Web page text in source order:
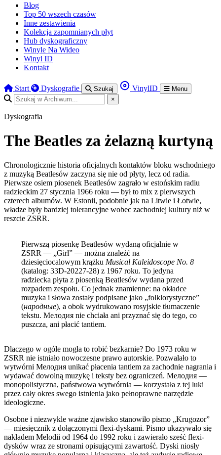
Blog
Top 50 wszech czasów
Inne zestawienia
Kolekcja zapomnianych płyt
Hub dyskograficzny
Winyle Na Wideo
Winyl ID
Kontakt
Start Dyskografie Szukaj VinylID
Menu
×
Dyskografia
The Beatles za żelazną kurtyną
Chronologicznie historia oficjalnych kontaktów bloku wschodniego
z muzyką Beatlesów zaczyna się nie od płyty, lecz od radia.
Pierwsze osiem piosenek Beatlesów zagrało w estońskim radiu
radzieckim 27 stycznia 1966 roku — był to mix z pierwszych
czterech albumów. W Estonii, podobnie jak na Litwie i Łotwie,
władze były bardziej tolerancyjne wobec zachodniej kultury niż w
reszcie ZSRR.
Pierwszą piosenkę Beatlesów wydaną oficjalnie w
ZSRR — „Girl” — można znaleźć na
dziesięciocalowym krążku Musical Kaleidoscope No. 8
(katalog: 33D-20227-28) z 1967 roku. To jedyna
radziecka płyta z piosenką Beatlesów wydana przed
rozpadem zespołu. Co jednak znamienne: na okładce
muzyka i słowa zostały podpisane jako „folklorystyczne”
(народные), a obok wydrukowano rosyjskie tłumaczenie
tekstu. Мелодия nie chciała ani przyznać się do tego, co
puszcza, ani płacić tantiem.
Dlaczego w ogóle mogła to robić bezkarnie? Do 1973 roku w
ZSRR nie istniało nowoczesne prawo autorskie. Pozwalało to
wytwórni Мелодия unikać płacenia tantiem za zachodnie nagrania i
wydawać dowolną muzykę i teksty bez ograniczeń. Мелодия —
monopolistyczna, państwowa wytwórnia — korzystała z tej luki
przez cały okres swego istnienia jako pełnoprawne narzędzie
ideologiczne.
Osobne i niezwykle ważne zjawisko stanowiło pismo „Krugozor”
— miesięcznik z dołączonymi flexi-dyskami. Pismo ukazywało się
nakładem Melodii od 1964 do 1992 roku i zawierało sześć flexi-
dysków wraz ze stronami opisującymi zawartość. Dyski niosły